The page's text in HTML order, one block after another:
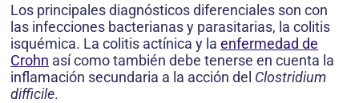
Los principales diagnósticos diferenciales son con
las infecciones bacterianas y parasitarias, la colitis
isquémica. La colitis actínica y la enfermedad de
Crohn así como también debe tenerse en cuenta la
inflamación secundaria a la acción del Clostridium
difficile.